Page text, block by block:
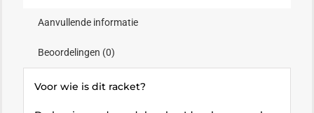
Aanvullende informatie
Beoordelingen (0)
Voor wie is dit racket?